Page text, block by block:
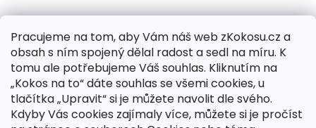
Pracujeme na tom, aby Vám náš web zKokosu.cz a
obsah s ním spojený dělal radost a sedl na míru. K
tomu ale potřebujeme Váš souhlas. Kliknutím na
„Kokos na to“ dáte souhlas se všemi cookies, u
tlačítka „Upravit“ si je můžete navolit dle svého.
Kdyby Vás cookies zajímaly více, můžete si je pročíst
PŘEDCHOZÍ ČLÁNEK DALŠÍ ČLÁNEK
zKokosu.cz zKokosu.sk